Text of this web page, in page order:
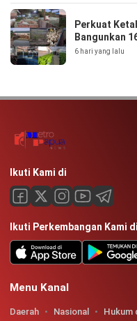
Perkuat
Bangunkan
6 hari yang lalu
Ikuti Kami di
Ikuti Perkembangan Kami di
Menu Kanal
Daerah Nasional Hukum